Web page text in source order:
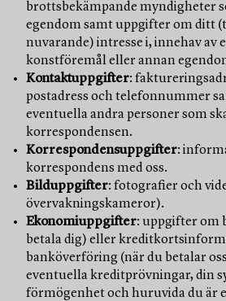
brottsbekämpande myndigheter
egendom samt uppgifter om ditt
nuvarande) intresse i, innehav av
konstföremål eller annan
Kontaktuppgifter:
postadress och telefonnummer
eventuella andra personer som
korrespondensen.
Korrespondensuppgifter:
korrespondens med oss.
Bilduppgifter: fotografier och
övervakningskameror).
Ekonomiuppgifter: uppgifter om
betala dig) eller
banköverföring (när du betalar
eventuella kreditprövningar, din
förmögenhet och huruvida du är